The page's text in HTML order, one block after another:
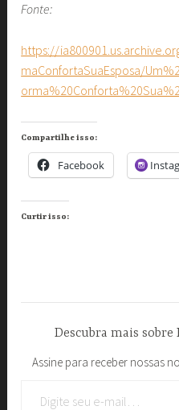
Fonte:
https://
maConfortaSuaEsposa/
Compartilhe isso:
Facebook
Curtir isso:
Descubra mais
Assine para receber nossas